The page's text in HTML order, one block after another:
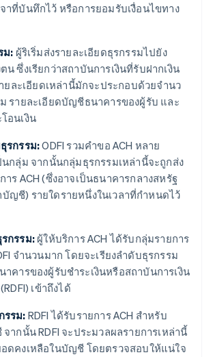
าที่บันทึกไว้ หรือการยอมรับเงื่อนไขทาง
ม: ผู้ริเริ่มส่งรายละเอียดธุรกรรมไปยัง
น ซึ่งเรียกว่าสถาบันการเงินที่รับฝากเงิน
ยละเอียดเหล่านี้มักจะประกอบด้วยจํานว
รายละเอียดบัญชีธนาคารของผู้รับ และ
อนเงิน
รกรรม:ODFI รวมคําขอ ACH หลาย
นกลุ่ม จากนั้นกลุ่มธุรกรรมเหล่านี้จะถูกส่ง
าร ACH (ซึ่งอาจเป็นธนาคารกลางสหรัฐ
ญชี) รายใดรายหนึ่งในเวลาที่กำหนดไว้
กรรม: ผู้ให้บริการ ACH ได้รับกลุ่มรายการ
จํานวนมาก โดยจะเรียงลำดับธุรกรรม
าคารของผู้รับชำระเงินหรือสถาบันการเงิน
เข้าถึงได้
รรม: RDFI ได้รับรายการ ACH สําหรับ
ากนั้น RDFI จะประมวลผลรายการเหล่านี้
ดคงเหลือในบัญชี โดยตรวจสอบให้แน่ใจ